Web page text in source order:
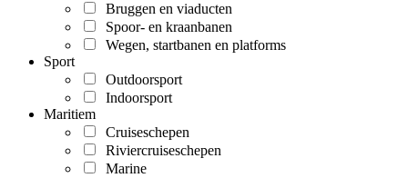
Bruggen en viaducten
Spoor- en kraanbanen
Wegen, startbanen en platforms
Sport
Outdoorsport
Indoorsport
Maritiem
Cruiseschepen
Riviercruiseschepen
Marine